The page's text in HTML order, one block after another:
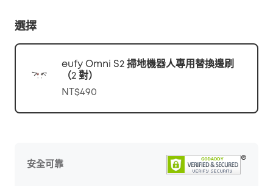
選擇
eufy Omni S2 掃地機器人專用替換邊刷
（2 對）
NT$490
安全可靠